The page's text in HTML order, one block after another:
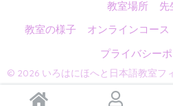
教室場所
先
教室の様子 オンラインコース
プライバシー
© 2026 いろはにほへと日本語教室フ